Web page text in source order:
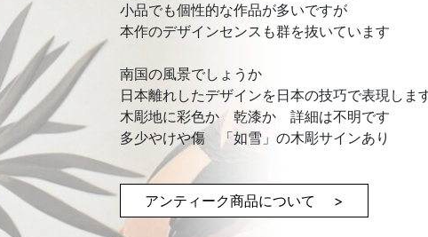
小品でも個性的な作品が多いですが
本作のデザインセンスも群を抜いています
南国の風景でしょうか
日本離れしたデザインを日本の技巧で表現しま
木彫地に彩色か 乾漆か 詳細は不明です
多少やけや傷 「如雪」の木彫サインあり
アンティーク商品について >